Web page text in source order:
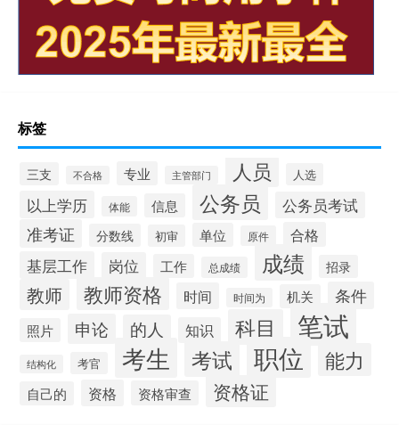
标签
三支 不合格 专业 主管部门 人员 人选
以上学历 体能 信息 公务员 公务员考试
准考证 分数线 初审 单位 原件 合格
基层工作 岗位 工作 总成绩 成绩 招录
教师 教师资格 时间 时间为 机关 条件
照片 申论 的人 知识 科目 笔试
结构化 考官 考生 考试 职位 能力
自己的 资格 资格审查 资格证